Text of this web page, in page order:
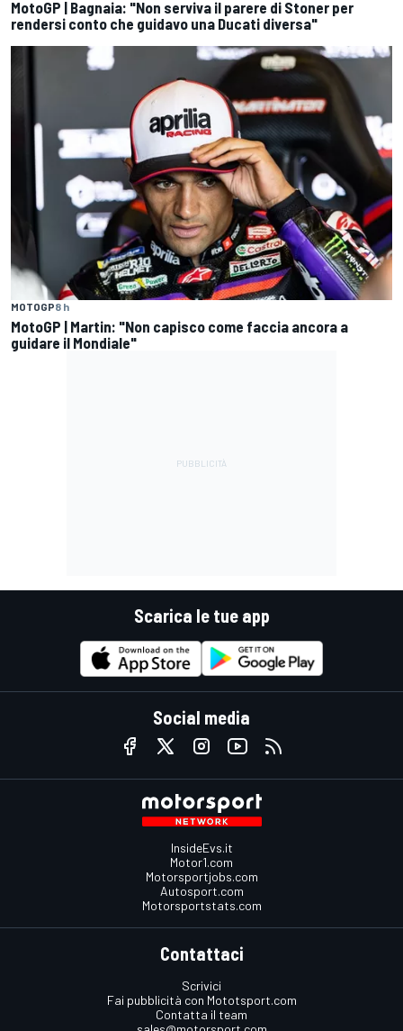
MotoGP | Bagnaia: "Non serviva il parere di Stoner per
rendersi conto che guidavo una Ducati diversa"
MOTOGP8 h
MotoGP | Martin: "Non capisco come faccia ancora a
guidare il Mondiale"
Scarica le tue app
Social media
InsideEvs.it
Motor1.com
Motorsportjobs.com
Autosport.com
Motorsportstats.com
Contattaci
Scrivici
Fai pubblicità con Mototsport.com
Contatta il team